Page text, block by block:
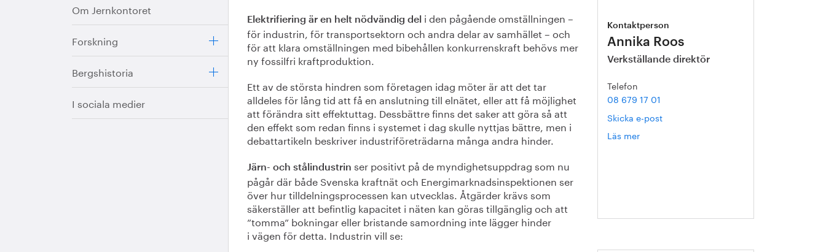
Om Jernkontoret
Forskning
Bergshistoria
I sociala medier
Elektrifiering är en helt nödvändig del i den pågående omställningen –
för industrin, för transport­sektorn och andra delar av samhället – och
för att klara omställningen med bibehållen konkurrenskraft behövs mer
ny fossilfri kraft­produktion.
Ett av de största hindren som företagen idag möter är att det tar
alldeles för lång tid att få en anslutning till elnätet, eller att få möjlighet
att förändra sitt effektuttag. Dessbättre finns det saker att göra så att
den effekt som redan finns i systemet i dag skulle nyttjas bättre, men i
debattartikeln beskriver industriföreträdarna många andra hinder.
Järn- och stålindustrin ser positivt på de myndighets­uppdrag som nu
pågår där både Svenska kraftnät och Energi­marknads­inspektionen ser
över hur tilldelnings­processen kan utvecklas. Åtgärder krävs som
säkerställer att befintlig kapacitet i näten kan göras tillgänglig och att
”tomma” bokningar eller bristande samordning inte lägger hinder
i vägen för detta. Industrin vill se:
Kontaktperson
Annika Roos
Verkställande direktör
Telefon
08 679 17 01
Skicka e-post
Läs mer